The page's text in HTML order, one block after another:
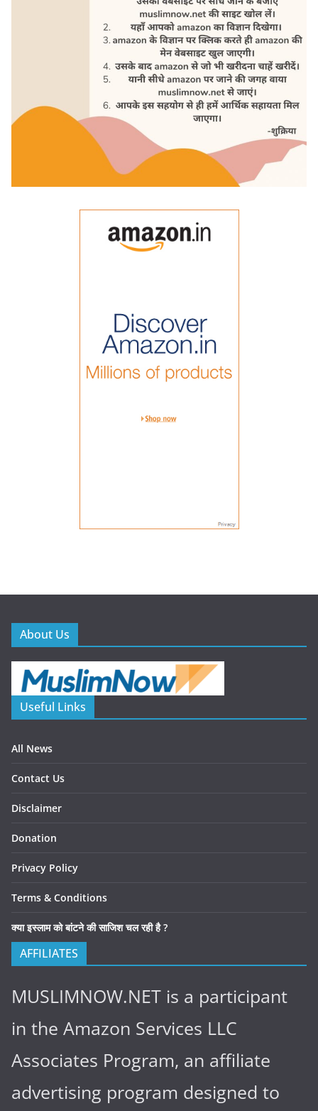
About Us
Useful Links
All News
Contact Us
Disclaimer
Donation
Privacy Policy
Terms & Conditions
क्या इस्लाम को बांटने की साजिश चल रही है ?
AFFILIATES
MUSLIMNOW.NET is a participant
in the Amazon Services LLC
Associates Program, an affiliate
advertising program designed to